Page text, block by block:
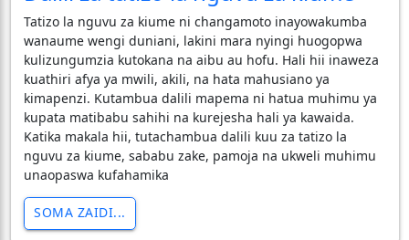
Tatizo la nguvu za kiume ni changamoto inayowakumba
wanaume wengi duniani, lakini mara nyingi huogopwa
kulizungumzia kutokana na aibu au hofu. Hali hii inaweza
kuathiri afya ya mwili, akili, na hata mahusiano ya
kimapenzi. Kutambua dalili mapema ni hatua muhimu ya
kupata matibabu sahihi na kurejesha hali ya kawaida.
Katika makala hii, tutachambua dalili kuu za tatizo la
nguvu za kiume, sababu zake, pamoja na ukweli muhimu
unaopaswa kufahamika
SOMA ZAIDI...